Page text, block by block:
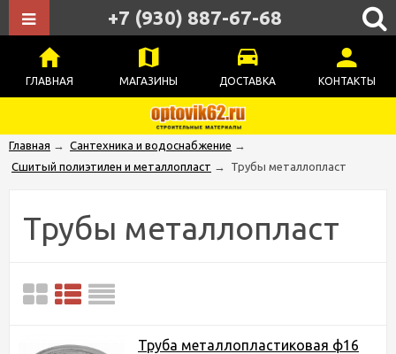
ГЛАВНАЯ МАГАЗИНЫ ДОСТАВКА КОНТАКТЫ
+7 (930) 887-67-68
Главная → Сантехника и водоснабжение →
Сшитый полиэтилен и металлопласт → Трубы металлопласт
Трубы металлопласт
Труба металлопластиковая ф16